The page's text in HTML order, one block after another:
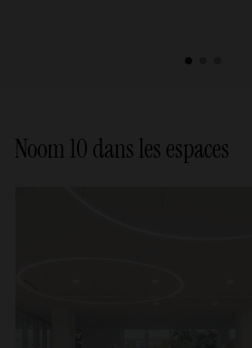
1
Noom 10 dans les espaces